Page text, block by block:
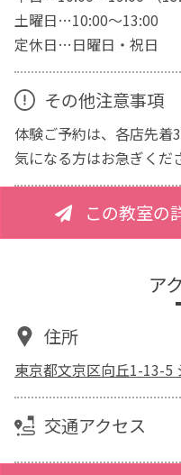
土曜日…10:00～13:00
定休日…日曜日・祝日
その他注意事項
体験ご予約は、各店先着
気になる方はお急ぎくだ
この教室の
ア
住所
東京都文京区向丘1-13-5
交通アクセス